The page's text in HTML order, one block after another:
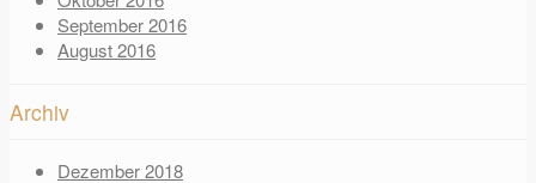
September 2016
August 2016
Archiv
Dezember 2018